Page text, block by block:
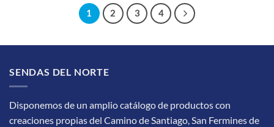
1 2 3 4
SENDAS DEL NORTE
Disponemos de un amplio catálogo de productos con
creaciones propias del Camino de Santiago, San Fermines de